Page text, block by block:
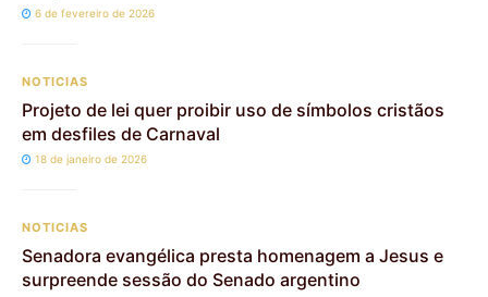
6 de fevereiro de 2026
NOTICIAS
Projeto de lei quer proibir uso de símbolos cristãos
em desfiles de Carnaval
18 de janeiro de 2026
NOTICIAS
Senadora evangélica presta homenagem a Jesus e
surpreende sessão do Senado argentino